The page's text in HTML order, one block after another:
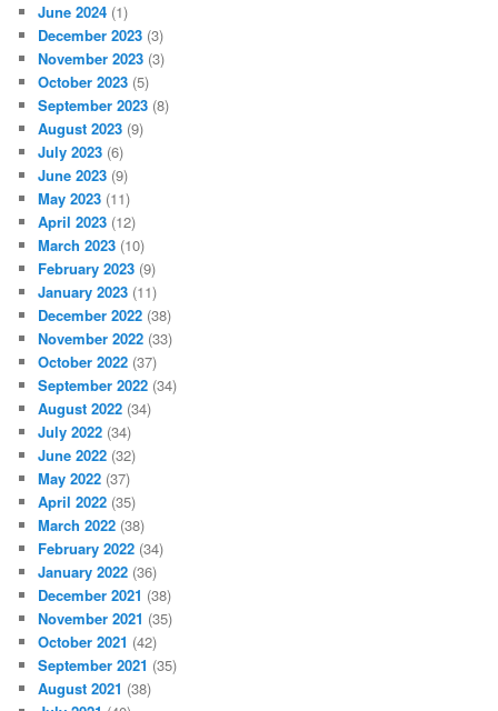
June 2024 (1)
December 2023 (3)
November 2023 (3)
October 2023 (5)
September 2023 (8)
August 2023 (9)
July 2023 (6)
June 2023 (9)
May 2023 (11)
April 2023 (12)
March 2023 (10)
February 2023 (9)
January 2023 (11)
December 2022 (38)
November 2022 (33)
October 2022 (37)
September 2022 (34)
August 2022 (34)
July 2022 (34)
June 2022 (32)
May 2022 (37)
April 2022 (35)
March 2022 (38)
February 2022 (34)
January 2022 (36)
December 2021 (38)
November 2021 (35)
October 2021 (42)
September 2021 (35)
August 2021 (38)